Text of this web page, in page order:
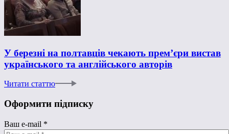
У березні на полтавців чекають прем’єри вистав
українського та англійського авторів
Читати статтю
Оформити підписку
Ваш e-mail *